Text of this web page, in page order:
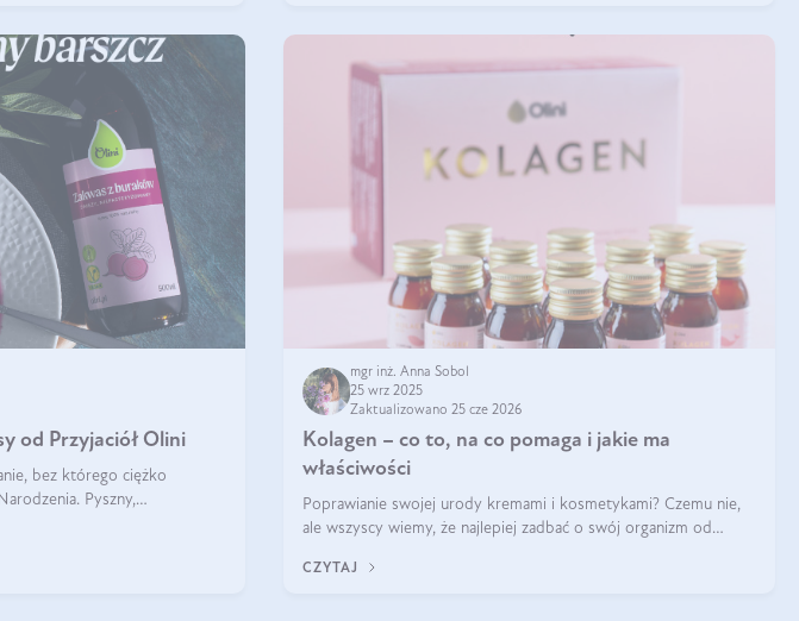
od Przyjaciół Olini
bez którego ciężko
Pyszny,
mgr inż. Anna Sobol
25 wrz 2025
Zaktualizowano 25 cze 2026
Kolagen – co to, na co pomaga i jakie ma
właściwości
Poprawianie swojej urody kremami i kosmetykami? Czemu nie,
ale wszyscy wiemy, że najlepiej zadbać o swój organizm od
zewnętrzny prezentował się zdrowo i atrakcyjnie. Stosowanie
CZYTAJ